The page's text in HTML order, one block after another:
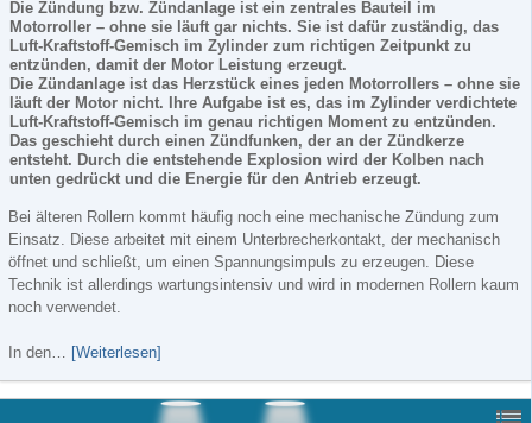
Die Zündung bzw. Zündanlage ist ein zentrales Bauteil im
Motorroller – ohne sie läuft gar nichts. Sie ist dafür zuständig, das
Luft-Kraftstoff-Gemisch im Zylinder zum richtigen Zeitpunkt zu
entzünden, damit der Motor Leistung erzeugt.
Die Zündanlage ist das Herzstück eines jeden Motorrollers – ohne sie
läuft der Motor nicht. Ihre Aufgabe ist es, das im Zylinder verdichtete
Luft-Kraftstoff-Gemisch im genau richtigen Moment zu entzünden.
Das geschieht durch einen Zündfunken, der an der Zündkerze
entsteht. Durch die entstehende Explosion wird der Kolben nach
unten gedrückt und die Energie für den Antrieb erzeugt.
Bei älteren Rollern kommt häufig noch eine mechanische Zündung zum
Einsatz. Diese arbeitet mit einem Unterbrecherkontakt, der mechanisch
öffnet und schließt, um einen Spannungsimpuls zu erzeugen. Diese
Technik ist allerdings wartungsintensiv und wird in modernen Rollern kaum
noch verwendet.
In den… [Weiterlesen]